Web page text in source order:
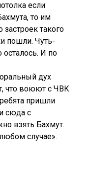
если
то им
застроек такого
пошли. Чуть-
осталось. И по
дух
что воюют с ЧВК
пришли
сюда с
взять Бахмут.
случае».